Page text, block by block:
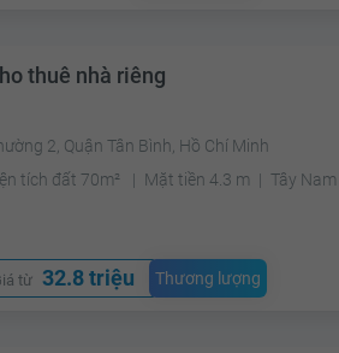
thuê nhà riêng
2, Quận Tân Bình, Hồ Chí Minh
tích đất 70m²
Mặt tiền 4.3 m Tây Nam
từ 32.8 triệu Thương lượng